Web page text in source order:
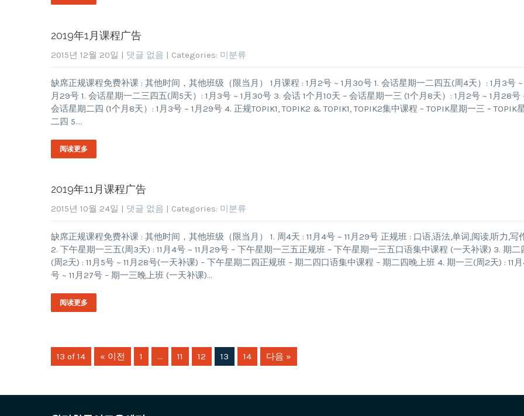
2019年1月课程广告
2015년 12월 20일 | 댓글 없음 | Categories: 미분류
缺席正规课程免费补课 : 其他时间，其他班级（限当月） 1月课程 : 1月2号 ~ 1月30号 1. 会话星期一二四五(周4天）: 1月3号 ~
月29号 1. 会话星期一二三四五(周5天）: 1月3号 ~ 1月30号 3. 会话 1个月10天 – 会话星期一三 (1个月8天）: 1月2号 ~ 1月28号
会话星期二四 (1个月8天）: 1月3号 ~ 1月29号 4. 正规TOPIK1, TOPIK2 & TOPIK1, TOPIK2集中课程 – TOPIK星期一三 – TOPIK
二四 5….
阅读更多
2019年11月课程广告
2015년 10월 24일 | 댓글 없음 | Categories: 미분류
缺席正规课程免费补课 : 其他时间，其他班级（限当月） 1. 周4天 : 11月4号 ~ 11月29号 正规班 : 口语,语法,单词,阅读,听力,写
2. 下午星期一三五(周3天) : 11月4号 ~ 11月29号 – 下午星期一三五正规班 – 下午星期一三五口语集中课程 (一天补课) 3. 期二
(周2天) : 11月5号 ~ 11月28号(一天补课) – 下午星期二四正规班 – 期二四口语集中课程 – 期二四晚上班 4. 期一三(周2天) : 11
号 ~ 11月27号 – 期一三晚上班 (一天补课)…
阅读更多
13 of 14 « 이전 1 … 11 12 13 14 다음 »